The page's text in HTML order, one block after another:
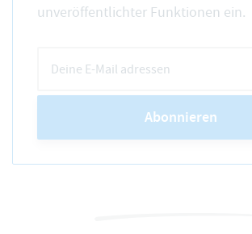
unveröffentlichter Funktionen ein.
Abonnieren